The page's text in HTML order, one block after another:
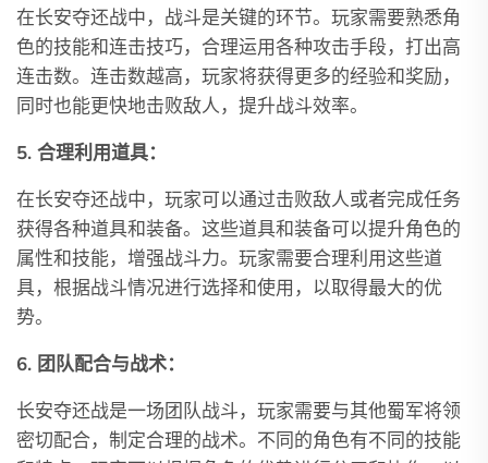
在长安夺还战中，战斗是关键的环节。玩家需要熟悉角
色的技能和连击技巧，合理运用各种攻击手段，打出高
连击数。连击数越高，玩家将获得更多的经验和奖励，
同时也能更快地击败敌人，提升战斗效率。
5. 合理利用道具：
在长安夺还战中，玩家可以通过击败敌人或者完成任务
获得各种道具和装备。这些道具和装备可以提升角色的
属性和技能，增强战斗力。玩家需要合理利用这些道
具，根据战斗情况进行选择和使用，以取得最大的优
势。
6. 团队配合与战术：
长安夺还战是一场团队战斗，玩家需要与其他蜀军将领
密切配合，制定合理的战术。不同的角色有不同的技能